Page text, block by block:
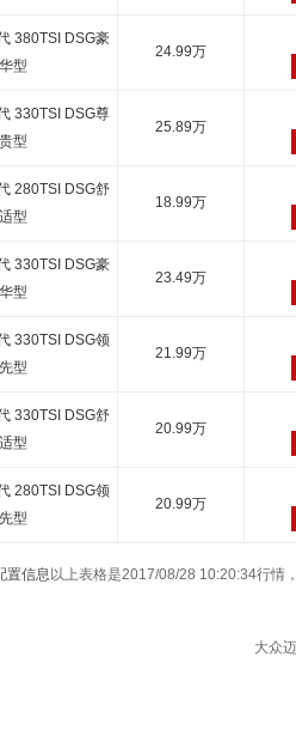
380TSI DSG豪
华型
24.99万
330TSI DSG尊
贵型
25.89万
280TSI DSG舒
适型
18.99万
330TSI DSG豪
华型
23.49万
330TSI DSG领
先型
21.99万
330TSI DSG舒
适型
20.99万
280TSI DSG领
先型
20.99万
置信息 以上表格是2017/08/28 10:20:34行情
大众